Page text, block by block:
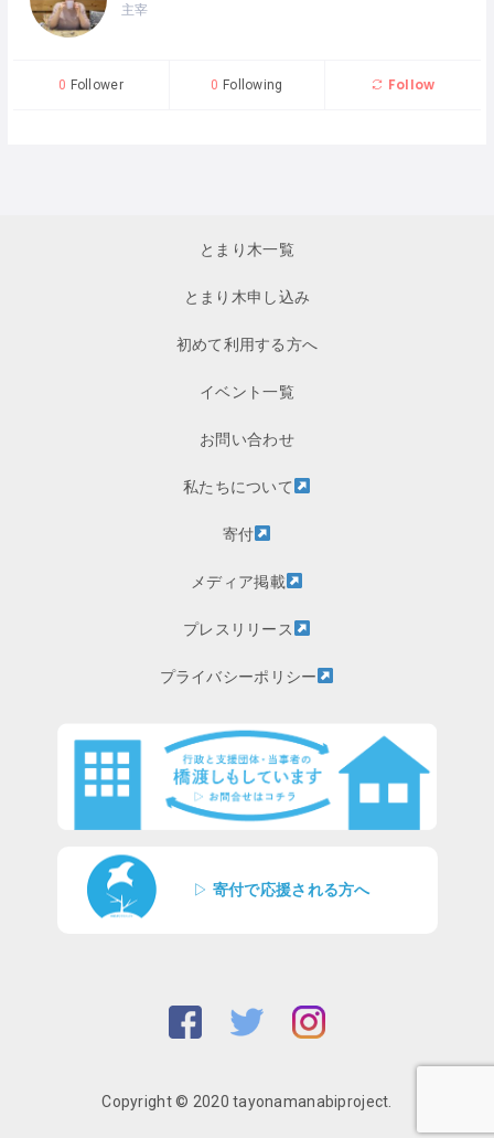
主宰
0 Follower 0 Following Follow
とまり木一覧
とまり木申し込み
初めて利用する方へ
イベント一覧
お問い合わせ
私たちについて
寄付
メディア掲載
プレスリリース
プライバシーポリシー
▷ 寄付で応援される方へ
Copyright © 2020 tayonamanabiproject.